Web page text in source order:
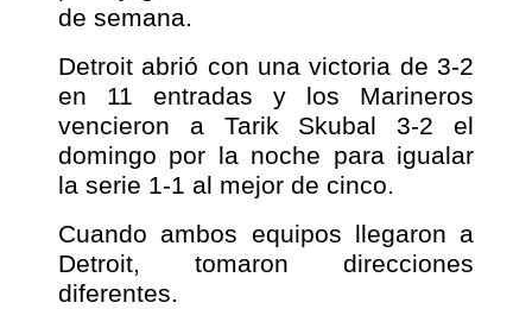
de semana.
Detroit abrió con una victoria de 3-2
en 11 entradas y los Marineros
vencieron a Tarik Skubal 3-2 el
domingo por la noche para igualar
la serie 1-1 al mejor de cinco.
Cuando ambos equipos llegaron a
Detroit, tomaron direcciones
diferentes.